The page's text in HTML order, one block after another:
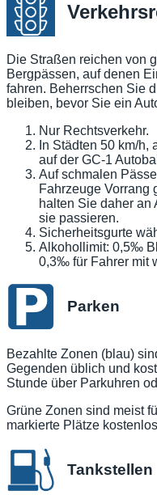
Die Straßen reichen von
Bergpässen, auf denen
fahren. Beherrschen Sie
bleiben, bevor Sie ein
Nur Rechtsverkehr.
In Städten 50 km/h,
auf der GC-1
Auf schmalen
Fahrzeuge Vorrang
halten Sie daher
sie passieren.
Sicherheitsgurte
Alkohollimit: 0,5‰
0,3‰ für Fahrer mit
Parken
Bezahlte Zonen (blau)
Gegenden üblich und
Stunde über Parkuhren
Grüne Zonen sind meist
markierte Plätze
Tankstellen